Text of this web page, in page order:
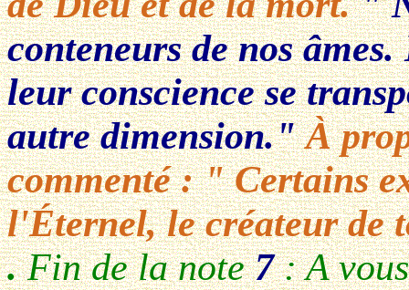
conteneurs de nos
leur conscience se
autre dimension."À
commenté : " Certains
l'Éternel, le créateur de
.Fin de la note7: A